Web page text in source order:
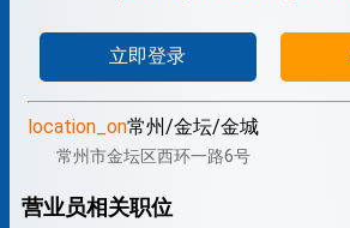
立即登录
location_on常州/金坛/金城
常州市金坛区西环一路6号
营业员相关职位